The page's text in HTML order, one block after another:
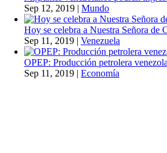
Sep 12, 2019 | Mundo
Hoy se celebra a Nuestra Señora de
Sep 11, 2019 | Venezuela
OPEP: Producción petrolera
Sep 11, 2019 | Economía